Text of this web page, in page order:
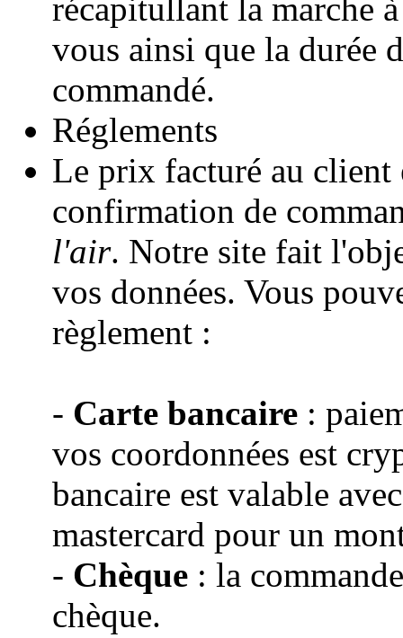
récapitullant la marche
vous ainsi que la durée
commandé.
Réglements
Le prix facturé au
confirmation de
l'air. Notre site fait
vos données. Vous
règlement :
- Carte bancaire :
vos coordonnées est
bancaire est valable
mastercard pour un
- Chèque : la
chèque.